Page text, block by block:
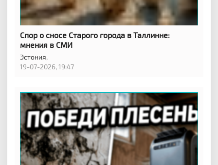
Спор о сносе Старого города в Таллинне:
мнения в СМИ
Эстония,
19-07-2026, 19:47